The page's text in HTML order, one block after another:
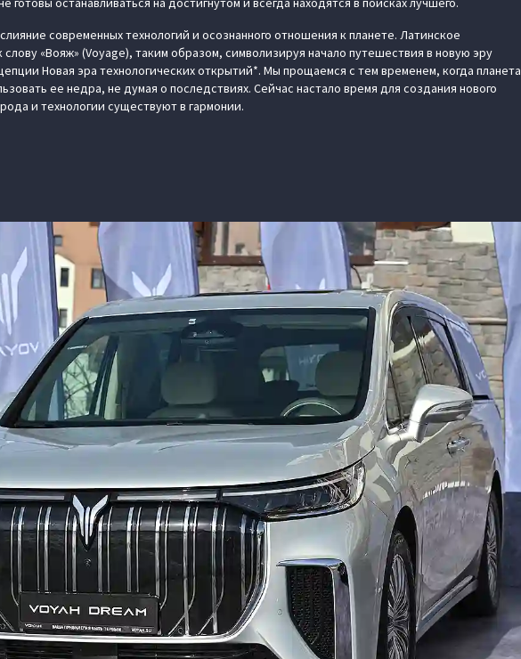
современных технологий и осознанного отношения к планете. Латинское
«Вояж» (Voyage), таким образом, символизируя начало путешествия в новую эру
Новая эра технологических открытий*. Мы прощаемся с тем временем, когда планета
ее недра, не думая о последствиях. Сейчас настало время для создания нового
и технологии существуют в гармонии.